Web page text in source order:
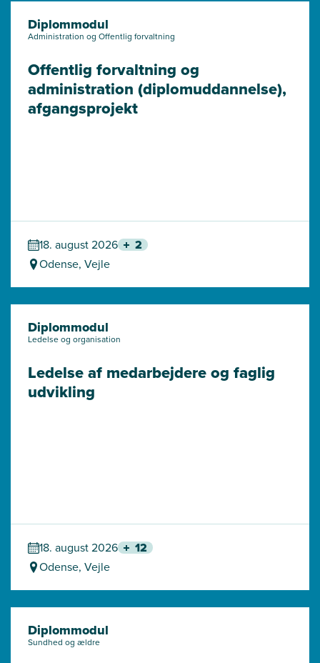
Diplommodul
Administration og Offentlig forvaltning
Offentlig forvaltning og
administration (diplomuddannelse),
afgangsprojekt
18. august 2026
2
Odense, Vejle
Diplommodul
Ledelse og organisation
Ledelse af medarbejdere og faglig
udvikling
18. august 2026
12
Odense, Vejle
Diplommodul
Sundhed og ældre